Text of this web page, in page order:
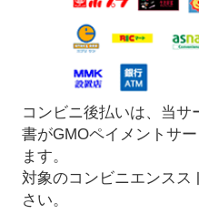
コンビニ後払いは、当サ
書がGMOペイメントサ
ます。
対象のコンビニエンスス
さい。